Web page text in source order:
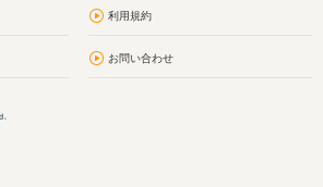
利用規約
お問い合わせ